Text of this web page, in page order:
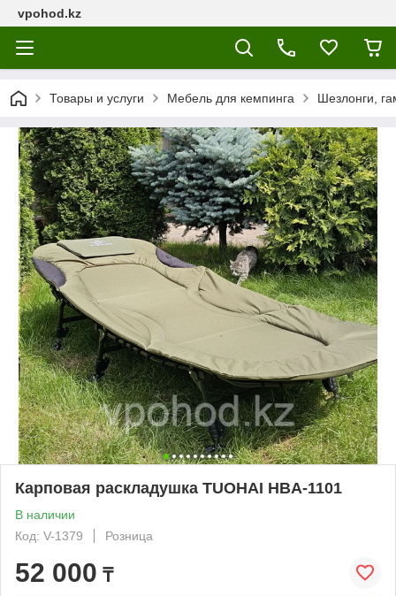
vpohod.kz
Товары и услуги Мебель для кемпинга Шезлонги,
Карповая раскладушка TUOHAI HBA-1101
В наличии
Код: V-1379
Розница
52 000 ₸